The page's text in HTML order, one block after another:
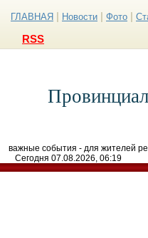
ГЛАВНАЯ Новости Фото
RSS
важные события - для жителей
Сегодня 07.08.2026, 06:19